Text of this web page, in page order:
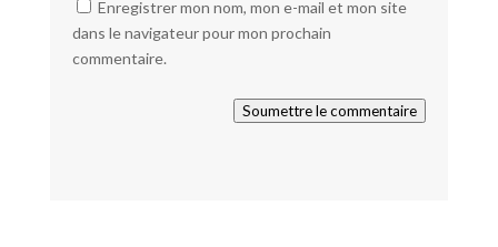
Enregistrer mon nom, mon e-mail et mon site
dans le navigateur pour mon prochain
commentaire.
Soumettre le commentaire